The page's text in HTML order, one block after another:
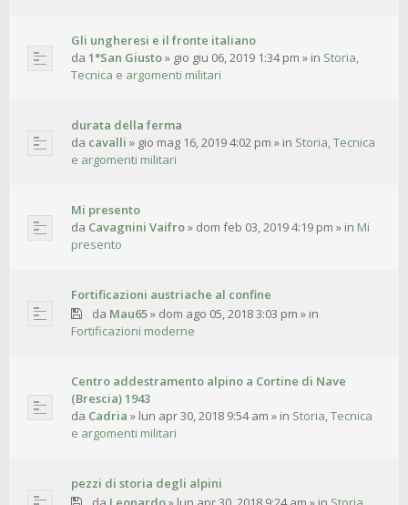
Gli ungheresi e il fronte italiano
da 1°San Giusto» gio giu 06, 2019 1:34 pm » in Storia,
Tecnica e argomenti militari
durata della ferma
da cavalli » gio mag 16, 2019 4:02 pm » in Storia, Tecnica
e argomenti militari
Mi presento
da Cavagnini Vaifro» dom feb 03, 2019 4:19 pm » in Mi
presento
Fortificazioni austriache al confine
da Mau65» dom ago 05, 2018 3:03 pm » in
Fortificazioni moderne
Centro addestramento alpino a Cortine di Nave
(Brescia) 1943
da Cadria » lun apr 30, 2018 9:54 am » in Storia, Tecnica
e argomenti militari
pezzi di storia degli alpini